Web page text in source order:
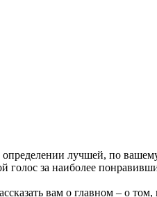
лучшей, по
голос за наиболее
вам о главном – о том,